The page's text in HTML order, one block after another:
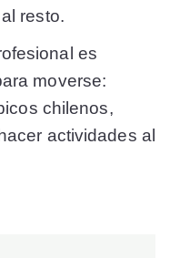
resto.
es
moverse:
chilenos,
actividades al